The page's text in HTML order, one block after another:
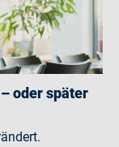
oder später